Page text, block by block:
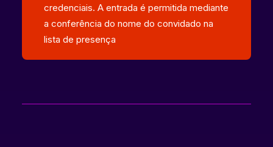
credenciais. A entrada é permitida mediante
a conferência do nome do convidado na
lista de presença